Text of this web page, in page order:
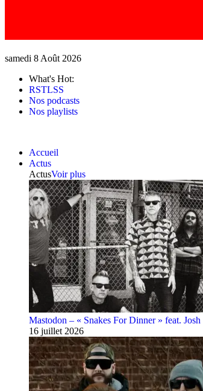
samedi 8 Août 2026
What's Hot:
RSTLSS
Nos podcasts
Nos playlists
Accueil
Actus
ActusVoir plus
Mastodon – « Snakes For Dinner » feat.
16 juillet 2026